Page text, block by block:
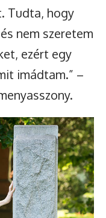
Tudta, hogy
nem szeretem
ezért egy
imádtam.” –